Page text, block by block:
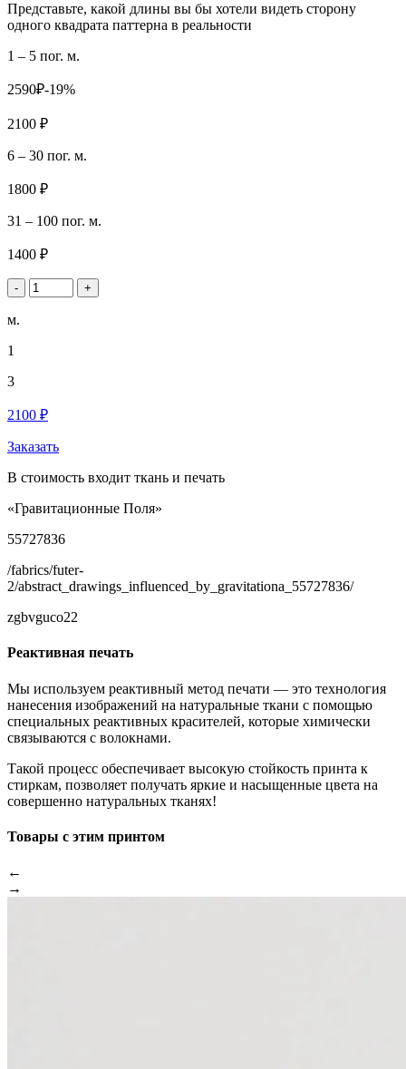
Представьте, какой длины вы бы хотели видеть сторону
одного квадрата паттерна в реальности
1 – 5 пог. м.
2590₽-19%
2100 ₽
6 – 30 пог. м.
1800 ₽
31 – 100 пог. м.
1400 ₽
- +
м.
1
3
2100 ₽
Заказать
В стоимость входит ткань и печать
«Гравитационные Поля»
55727836
/fabrics/futer-
2/abstract_drawings_influenced_by_gravitationa_55727836/
zgbvguco22
Реактивная печать
Мы используем реактивный метод печати — это технология
нанесения изображений на натуральные ткани с помощью
специальных реактивных красителей, которые химически
связываются с волокнами.
Такой процесс обеспечивает высокую стойкость принта к
стиркам, позволяет получать яркие и насыщенные цвета на
совершенно натуральных тканях!
Товары с этим принтом
←
→